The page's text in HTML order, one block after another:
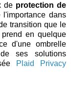
de protection de
l'importance dans
transition que le
en quelque
d'une ombrelle
ses solutions
Plaid Privacy